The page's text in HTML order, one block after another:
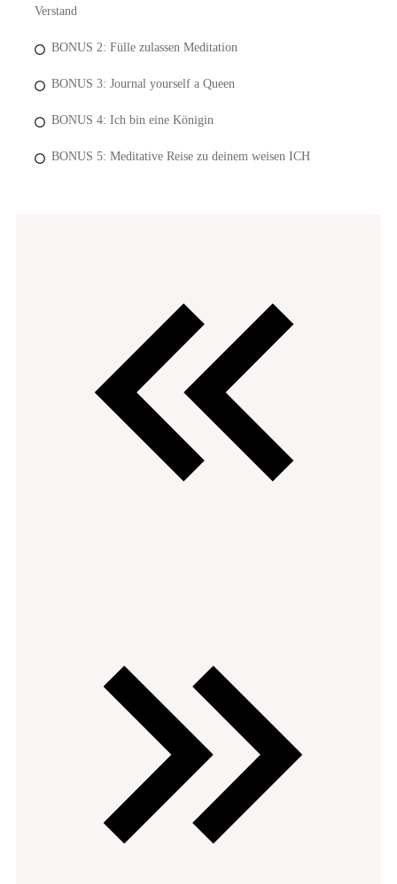
Verstand
BONUS 2: Fülle zulassen Meditation
BONUS 3: Journal yourself a Queen
BONUS 4: Ich bin eine Königin
BONUS 5: Meditative Reise zu deinem weisen ICH